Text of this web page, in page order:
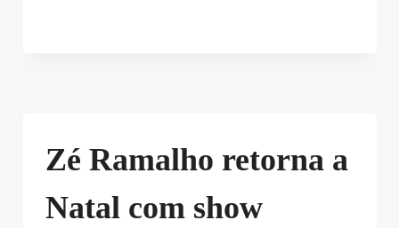
Zé Ramalho retorna a
Natal com show